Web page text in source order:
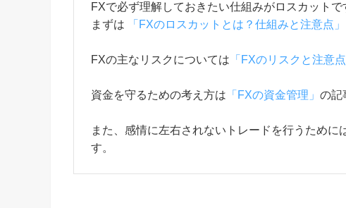
FXで必ず理解しておきたい仕組みがロスカットで
まずは
「FXのロスカットとは？仕組みと注意点」
FXの主なリスクについては 「FXのリスクと注意点
資金を守るための考え方は 「FXの資金管理」 の記
また、感情に左右されないトレードを行うために
す。